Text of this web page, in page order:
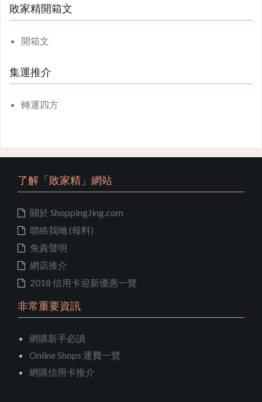
敗家精開箱文
開箱文
集運推介
轉運四方
了解「敗家精」網站
關於 ShoppingJing.com
聯絡我哋 (報料)
免責聲明
網店推介
2018 信用卡迎新優惠一覽
非常重要資訊
網購新手必讀
Online Shops 運費一覽
網購信用卡推介